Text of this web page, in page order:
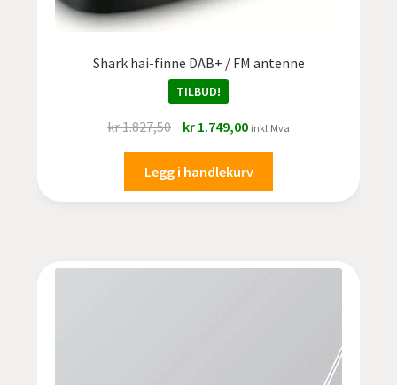
Shark hai-finne DAB+ / FM antenne
TILBUD!
kr1.827,50
Opprinnelig
var:
kr 1.827,50.
kr1.749,00Nåværende
er:
kr 1.749,00.
inkl.Mva
Legg i handlekurv